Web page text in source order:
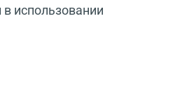
использовании